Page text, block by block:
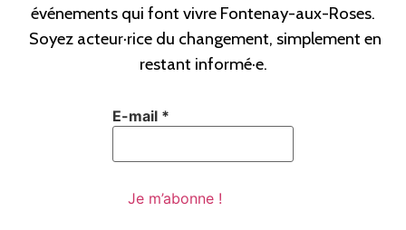
événements qui font vivre Fontenay-aux-Roses.
Soyez acteur·rice du changement, simplement en
restant informé·e.
E-mail *